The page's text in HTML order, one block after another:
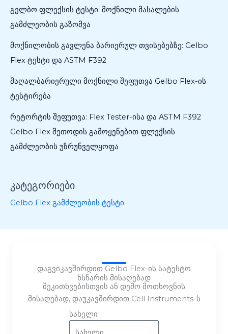
გელბო ფლექსის ტესტი: მოქნილი მასალების
გამძლეობის გაზომვა
მოქნილობის გავლენა ბარიერულ თვისებებზე: Gelbo
Flex ტესტი და ASTM F392
მაღალბარიერული მოქნილი შეფუთვა Gelbo Flex-ის
ტესტირება
რეტორტის შეფუთვა: Flex Tester-ისა და ASTM F392
Gelbo Flex მეთოდის გამოყენებით ფლექსის
გამძლეობის უზრუნველყოფა
კატეგორიები
Gelbo Flex გამძლეობის ტესტი
დაგვიკავშირდით Gelbo Flex-ის სატესტო
ხსნარის მისაღებად
შეკითხვებისთვის ან დემო მოთხოვნის
მისაღებად, დაუკავშირდით Cell Instruments-ს
სახელი